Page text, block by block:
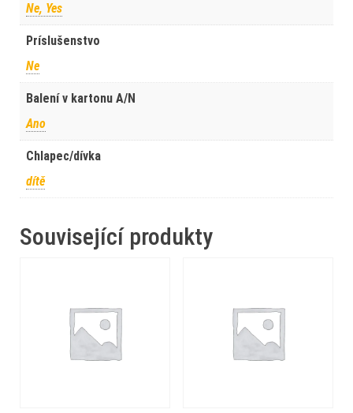
Ne, Yes
Príslušenstvo
Ne
Balení v kartonu A/N
Ano
Chlapec/dívka
dítě
Související produkty